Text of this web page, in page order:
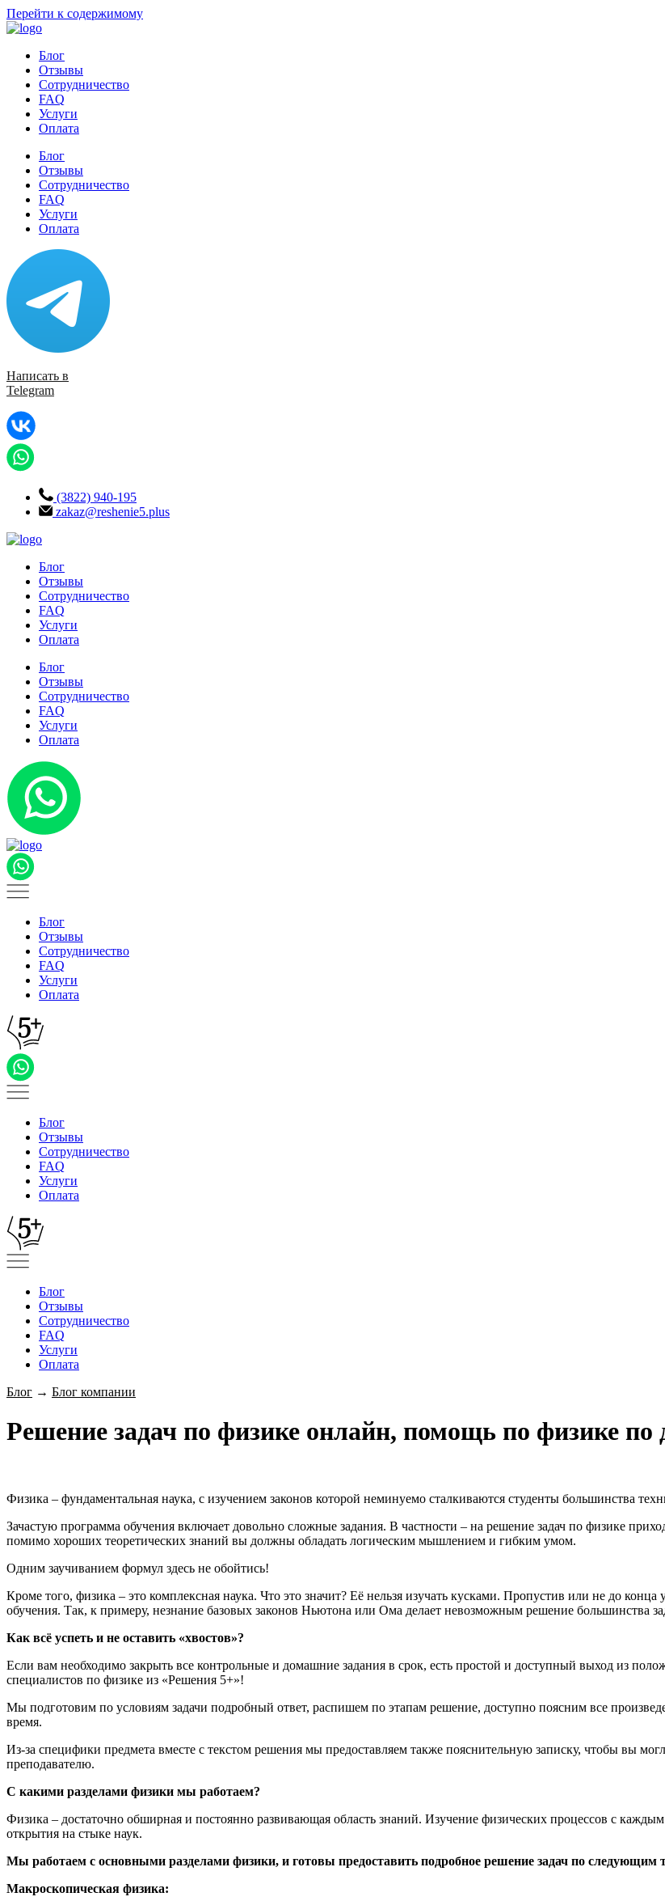
Перейти к содержимому
Блог
Отзывы
Сотрудничество
FAQ
Услуги
Оплата
Блог
Отзывы
Сотрудничество
FAQ
Услуги
Оплата
Написать в
Telegram
(3822) 940-195
zakaz@reshenie5.plus
Блог
Отзывы
Сотрудничество
FAQ
Услуги
Оплата
Блог
Отзывы
Сотрудничество
FAQ
Услуги
Оплата
Блог
Отзывы
Сотрудничество
FAQ
Услуги
Оплата
Блог
Отзывы
Сотрудничество
FAQ
Услуги
Оплата
Блог
Отзывы
Сотрудничество
FAQ
Услуги
Оплата
Блог → Блог компании
Решение задач по физике онлайн, помощь по физике
Физика – фундаментальная наука, с изучением законов которой неминуемо сталкиваются студенты большинства
Зачастую программа обучения включает довольно сложные задания. В частности – на решение задач по физике
помимо хороших теоретических знаний вы должны обладать логическим мышлением и гибким умом.
Одним заучиванием формул здесь не обойтись!
Кроме того, физика – это комплексная наука. Что это значит? Её нельзя изучать кусками. Пропустив или не до
обучения. Так, к примеру, незнание базовых законов Ньютона или Ома делает невозможным решение большинства
Как всё успеть и не оставить «хвостов»?
Если вам необходимо закрыть все контрольные и домашние задания в срок, есть простой и доступный выход из
специалистов по физике из «Решения 5+»!
Мы подготовим по условиям задачи подробный ответ, распишем по этапам решение, доступно поясним все
время.
Из-за специфики предмета вместе с текстом решения мы предоставляем также пояснительную записку, чтобы вы
преподавателю.
С какими разделами физики мы работаем?
Физика – достаточно обширная и постоянно развивающая область знаний. Изучение физических процессов с
открытия на стыке наук.
Мы работаем с основными разделами физики, и готовы предоставить подробное решение задач по следующим
Макроскопическая физика: